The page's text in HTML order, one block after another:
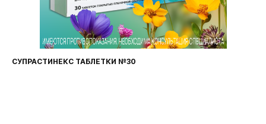
СУПРАСТИНЕКС ТАБЛЕТКИ №30